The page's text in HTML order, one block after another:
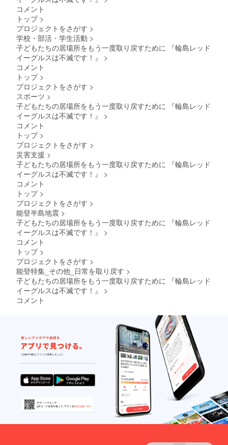
コメント
トップ >
プロジェクトをさがす >
学校・部活・学生活動 >
子どもたちの居場所をもう一度取り戻すために 『輪島レッド
イーグルスは不滅です！』
>
コメント
トップ >
プロジェクトをさがす >
スポーツ >
子どもたちの居場所をもう一度取り戻すために 『輪島レッド
イーグルスは不滅です！』
>
コメント
トップ >
プロジェクトをさがす >
災害支援 >
子どもたちの居場所をもう一度取り戻すために 『輪島レッド
イーグルスは不滅です！』
>
コメント
トップ >
プロジェクトをさがす >
能登半島地震 >
子どもたちの居場所をもう一度取り戻すために 『輪島レッド
イーグルスは不滅です！』
>
コメント
トップ >
プロジェクトをさがす >
能登特集_その他_日常を取り戻す >
子どもたちの居場所をもう一度取り戻すために 『輪島レッド
イーグルスは不滅です！』
>
コメント